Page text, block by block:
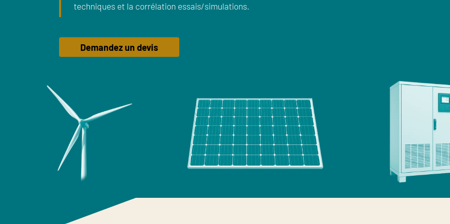
techniques et la corrélation essais/simulations.
Demandez un devis